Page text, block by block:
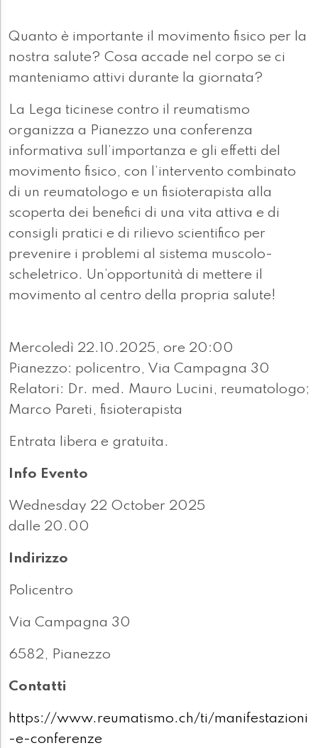
Quanto è importante il movimento fisico per la
nostra salute? Cosa accade nel corpo se ci
manteniamo attivi durante la giornata?
La Lega ticinese contro il reumatismo
organizza a Pianezzo una conferenza
informativa sull’importanza e gli effetti del
movimento fisico, con l’intervento combinato
di un reumatologo e un fisioterapista alla
scoperta dei benefici di una vita attiva e di
consigli pratici e di rilievo scientifico per
prevenire i problemi al sistema muscolo-
scheletrico. Un’opportunità di mettere il
movimento al centro della propria salute!
Mercoledì 22.10.2025, ore 20:00
Pianezzo: policentro, Via Campagna 30
Relatori: Dr. med. Mauro Lucini, reumatologo;
Marco Pareti, fisioterapista
Entrata libera e gratuita.
Info Evento
Wednesday 22 October 2025
dalle 20.00
Indirizzo
Policentro
Via Campagna 30
6582, Pianezzo
Contatti
https://www.reumatismo.ch/ti/manifestazioni
-e-conferenze